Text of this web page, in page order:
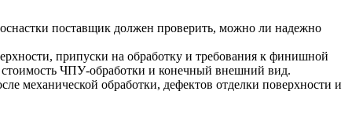
поставщик должен проверить, можно ли надежно
припуски на обработку и требования к финишной
стоимость ЧПУ-обработки и конечный внешний вид.
механической обработки, дефектов отделки поверхности и